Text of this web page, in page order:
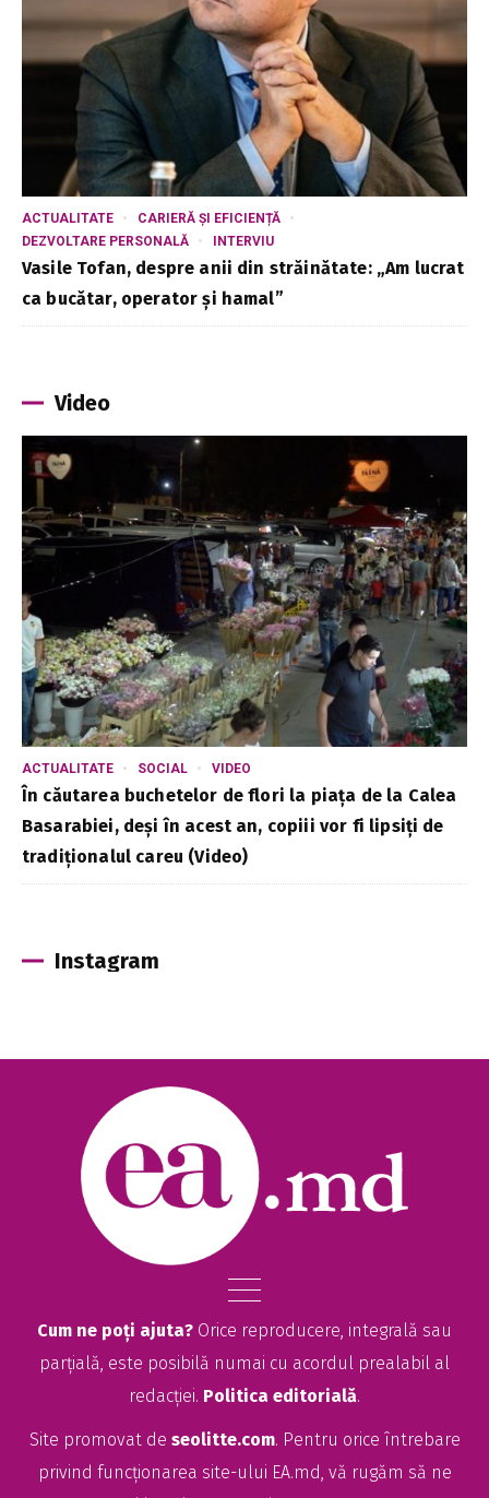
ACTUALITATE
CARIERĂ ȘI EFICIENȚĂ
DEZVOLTARE PERSONALĂ
INTERVIU
Vasile Tofan, despre anii din străinătate: „Am lucrat
ca bucătar, operator și hamal”
Video
ACTUALITATE SOCIAL VIDEO
În căutarea buchetelor de flori la piața de la Calea
Basarabiei, deși în acest an, copiii vor fi lipsiți de
tradiționalul careu (Video)
Instagram
Cum ne poți ajuta? Orice reproducere, integrală sau
parțială, este posibilă numai cu acordul prealabil al
redacției. Politica editorială.
Site promovat de seolitte.com. Pentru orice întrebare
privind funcționarea site-ului EA.md, vă rugăm să ne